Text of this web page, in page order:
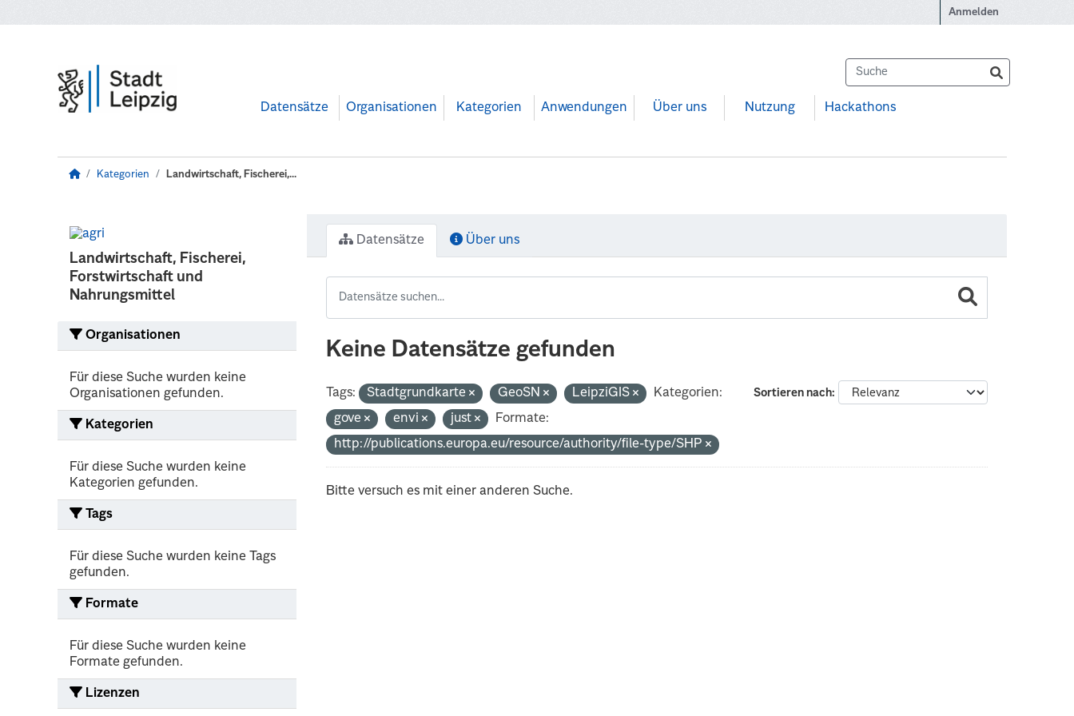
Anmelden
Datensätze Organisationen Kategorien Anwendungen Über uns Nutzung Hackathons
Kategorien Landwirtschaft, Fischerei,...
Landwirtschaft, Fischerei,
Forstwirtschaft und
Nahrungsmittel
Organisationen
Für diese Suche wurden keine
Organisationen gefunden.
Kategorien
Für diese Suche wurden keine
Kategorien gefunden.
Tags
Für diese Suche wurden keine Tags
gefunden.
Formate
Für diese Suche wurden keine
Formate gefunden.
Lizenzen
Datensätze Über uns
Keine Datensätze gefunden
Sortieren nach
Tags: Stadtgrundkarte GeoSN LeipziGIS
Kategorien:
gove
envi just
Formate:
http://publications.europa.eu/resource/authority/file-type/SHP
Bitte versuch es mit einer anderen Suche.